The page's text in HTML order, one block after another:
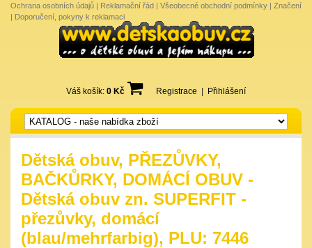
Ochrana osobních údajů | Reklamační řád | Všeobecné obchodní podmínky | Značení
| Doporučení, pokyny k reklamaci
Váš košík: 0 Kč Registrace Přihlášení
Dětská obuv, PŘEZŮVKY,
BAČKŮRKY, DOMÁCÍ OBUV -
Dětská obuv zn. SUPERFIT -
přezůvky, domácí
(blau/mehrfarbig), PLU: 7446